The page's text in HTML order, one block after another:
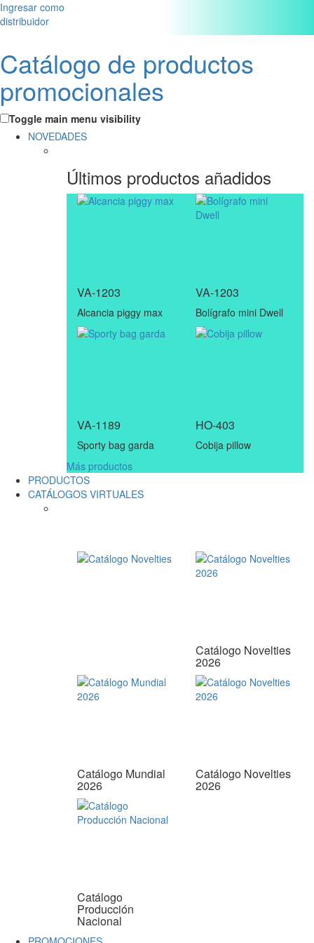
Ingresar como
distribuidor
Catálogo de productos
promocionales
Toggle main menu visibility
NOVEDADES
Últimos productos añadidos
VA-1203
Alcancia piggy max
VA-1203
Bolígrafo mini Dwell
VA-1189
Sporty bag garda
HO-403
Cobija pillow
Más productos
PRODUCTOS
CATÁLOGOS VIRTUALES
Catálogo Novelties
2026
Catálogo Mundial
2026
Catálogo Novelties
2026
Catálogo
Producción
Nacional